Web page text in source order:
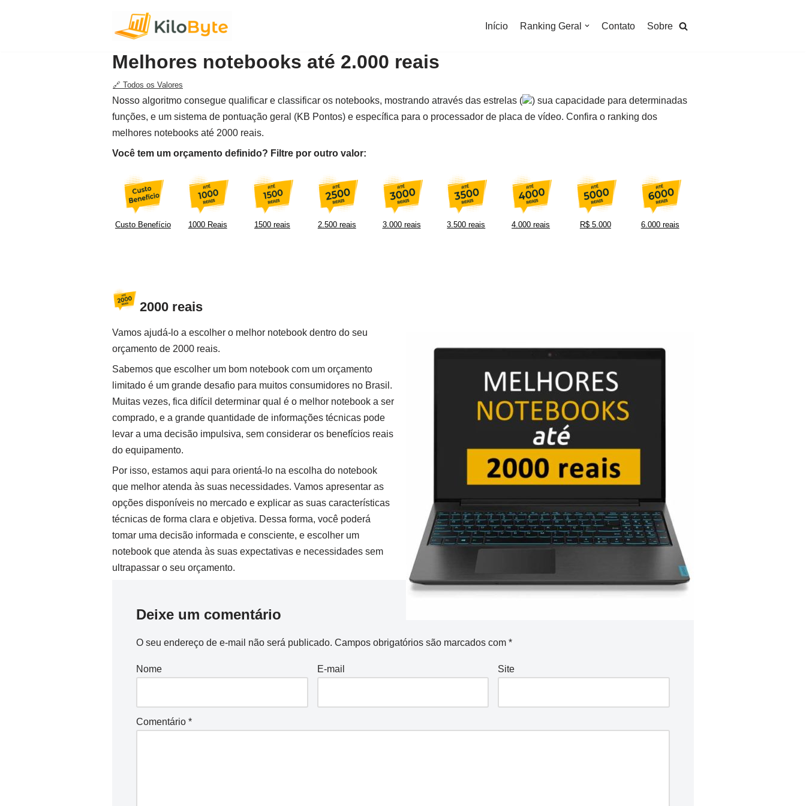
Início Ranking Geral Contato Sobre
Melhores notebooks até 2.000 reais
🔗 Todos os Valores
Nosso algoritmo consegue qualificar e classificar os notebooks, mostrando através das estrelas (
) sua capacidade para determinadas
funções, e um sistema de pontuação geral (KB Pontos) e específica para o processador de placa de vídeo. Confira o ranking dos
melhores notebooks até 2000 reais.
Você tem um orçamento definido? Filtre por outro valor:
Custo Benefício 1000 Reais 1500 reais 2.500 reais 3.000 reais 3.500 reais 4.000 reais R$ 5.000 6.000 reais
2000 reais
Vamos ajudá-lo a escolher o melhor notebook dentro do seu
orçamento de 2000 reais.
Sabemos que escolher um bom notebook com um orçamento
limitado é um grande desafio para muitos consumidores no Brasil.
Muitas vezes, fica difícil determinar qual é o melhor notebook a ser
comprado, e a grande quantidade de informações técnicas pode
levar a uma decisão impulsiva, sem considerar os benefícios reais
do equipamento.
Por isso, estamos aqui para orientá-lo na escolha do notebook
que melhor atenda às suas necessidades. Vamos apresentar as
opções disponíveis no mercado e explicar as suas características
técnicas de forma clara e objetiva. Dessa forma, você poderá
tomar uma decisão informada e consciente, e escolher um
notebook que atenda às suas expectativas e necessidades sem
ultrapassar o seu orçamento.
Deixe um comentário
O seu endereço de e-mail não será publicado. Campos obrigatórios são marcados com *
Nome E-mail Site
Comentário *